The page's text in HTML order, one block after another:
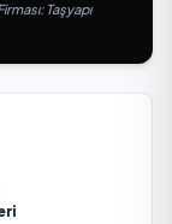
Taşyapı